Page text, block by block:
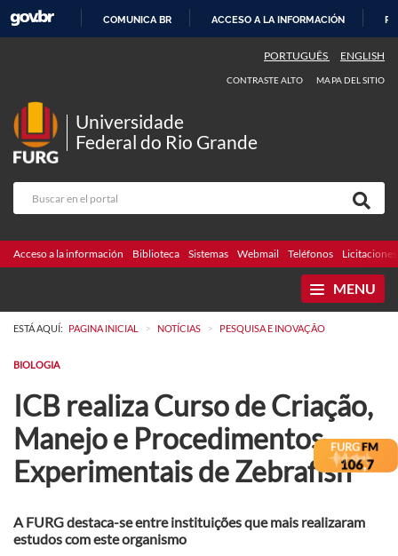
CONTENIDO
COMUNICA BR ACCESO A LA INFORMACIÓN
PORTUGUÊS ENGLISH
CONTRASTE ALTO MAPA DEL SITIO
Universidade
Federal do Rio Grande
Acceso a la información Biblioteca Sistemas Webmail Teléfonos Licitaciones
MENU
ESTÁ AQUÍ: PAGINA INICIAL > NOTÍCIAS > PESQUISA E INOVAÇÃO
BIOLOGIA
ICB realiza Curso de Criação,
Manejo e Procedimentos
Experimentais de Zebrafish
A FURG destaca-se entre instituições que mais realizaram
estudos com este organismo